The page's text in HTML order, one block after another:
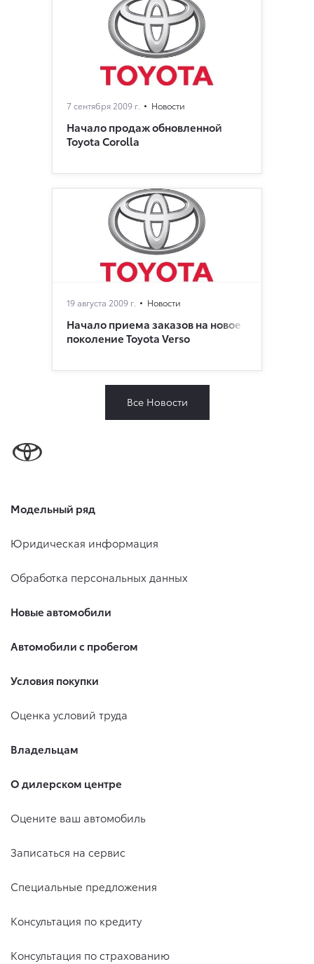
7 сентября 2009 г. Новости
Начало продаж обновленной
Toyota Corolla
19 августа 2009 г. Новости
Начало приема заказов на новое
поколение Toyota Verso
Все Новости
Модельный ряд
Юридическая информация
Обработка персональных данных
Новые автомобили
Автомобили с пробегом
Условия покупки
Оценка условий труда
Владельцам
О дилерском центре
Оцените ваш автомобиль
Записаться на сервис
Специальные предложения
Консультация по кредиту
Консультация по страхованию